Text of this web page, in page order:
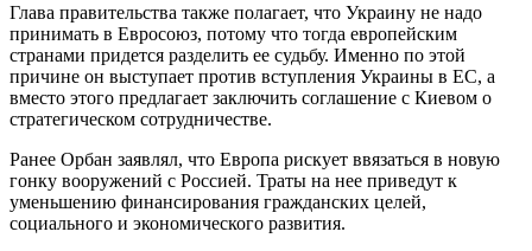
Глава правительства также полагает, что Украину не надо
принимать в Евросоюз, потому что тогда европейским
странами придется разделить ее судьбу. Именно по этой
причине он выступает против вступления Украины в ЕС, а
вместо этого предлагает заключить соглашение с Киевом о
стратегическом сотрудничестве.
Ранее Орбан заявлял, что Европа рискует ввязаться в новую
гонку вооружений с Россией. Траты на нее приведут к
уменьшению финансирования гражданских целей,
социального и экономического развития.